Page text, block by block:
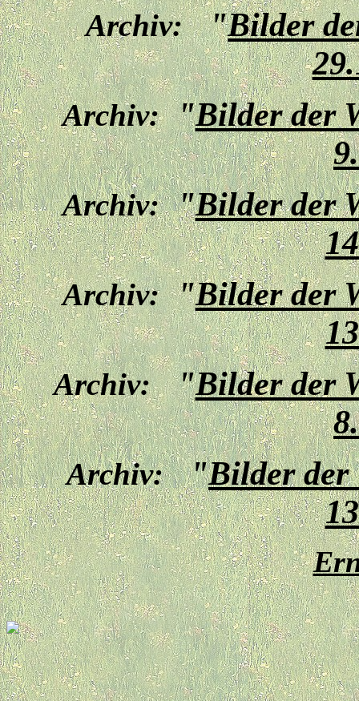
Archiv:"Bilder
Archiv:"Bilder der
Archiv:"Bilder der
Archiv:"Bilder der
Archiv:"Bilder der
Archiv:"Bilder der